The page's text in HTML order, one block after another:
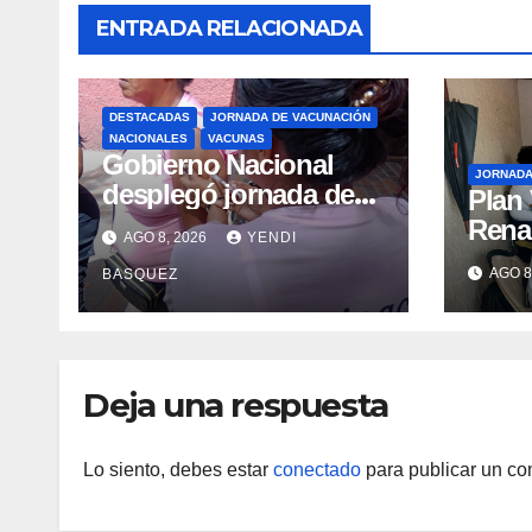
ENTRADA RELACIONADA
DESTACADAS
JORNADA DE VACUNACIÓN
NACIONALES
VACUNAS
Gobierno Nacional
desplegó jornada de
vacunación en La
Guaira para garantizar
protección
epidemiológica
AGO 8, 2026 YENDI
BASQUEZ
Plan
AGO
Deja una respuesta
Lo siento, debes estar conectado para publicar un